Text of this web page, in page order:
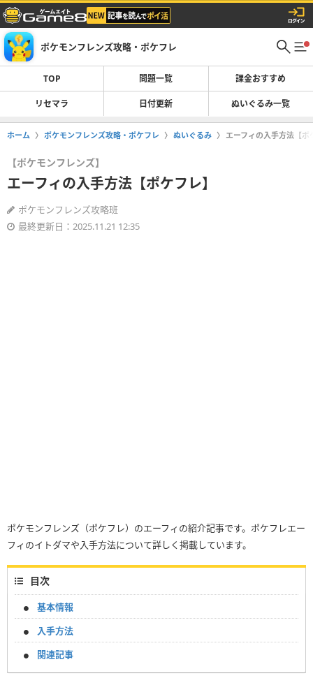
ポケモンフレンズ攻略・ポケフレ
TOP 問題一覧 課金おすすめ
リセマラ 日付更新 ぬいぐるみ一覧
ホーム ポケモンフレンズ攻略・ポケフレ ぬいぐるみ エーフィの入手方法【ポ
【ポケモンフレンズ】
エーフィの入手方法【ポケフレ】
ポケモンフレンズ攻略班
最終更新日：2025.11.21 12:35
ポケモンフレンズ（ポケフレ）のエーフィの紹介記事です。ポケフレエー
フィのイトダマや入手方法について詳しく掲載しています。
目次
基本情報
入手方法
関連記事